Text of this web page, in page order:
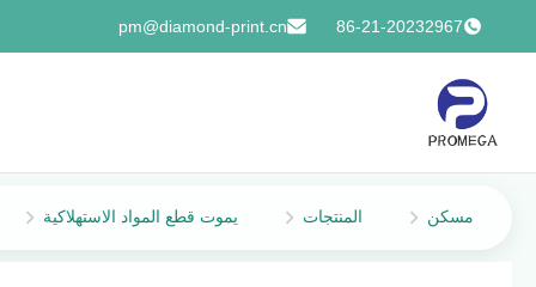
86-21-20232967
pm@diamond-print.cn
مسكن المنتجات يموت قطع المواد الاستهلاكية